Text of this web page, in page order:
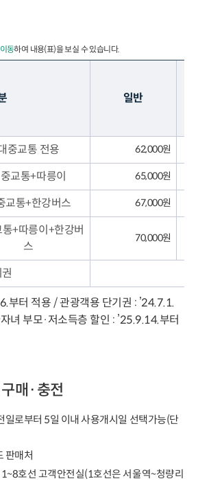
동하여 내용(표)을 보실 수 있습니다.
일반
중교통 전용 62,000원
교통+따릉이 65,000원
교통+한강버스 67,000원
+따릉이+한강버
스
70,000원
부터 적용 / 관광객용 단기권 : ’24.7.1.
녀 부모·저소득층 할인 : ’25.9.14.부터
매·충전
일로부터 5일 이내 사용개시일 선택가능(단
판매처
호선 고객안전실(1호선은 서울역~청량리